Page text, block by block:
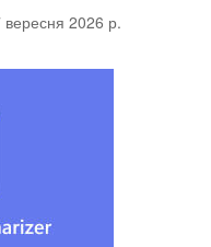
вересня 2026 р.